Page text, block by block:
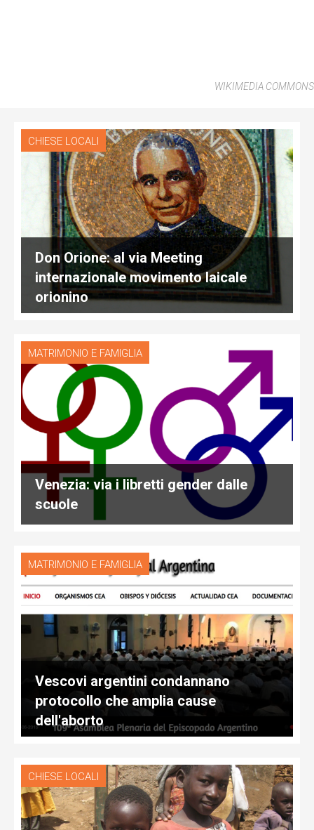
WIKIMEDIA COMMONS
CHIESE LOCALI
Don Orione: al via Meeting
internazionale movimento laicale
orionino
MATRIMONIO E FAMIGLIA
Venezia: via i libretti gender dalle
scuole
MATRIMONIO E FAMIGLIA
Vescovi argentini condannano
protocollo che amplia cause
dell'aborto
CHIESE LOCALI